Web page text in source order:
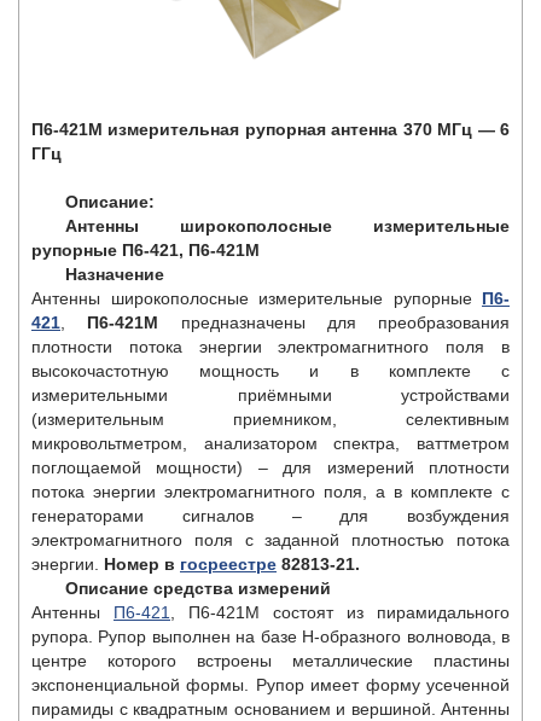
П6-421М измерительная рупорная антенна 370 МГц — 6
ГГц
Описание:
Антенны широкополосные измерительные
рупорные П6-421, П6-421М
Назначение
Антенны широкополосные измерительные рупорные П6-
421
П6-421М предназначены для преобразования
плотности потока энергии электромагнитного поля в
высокочастотную мощность и в комплекте с
измерительными приёмными устройствами
(измерительным приемником, селективным
микровольтметром, анализатором спектра, ваттметром
поглощаемой мощности) – для измерений плотности
потока энергии электромагнитного поля, а в комплекте с
генераторами сигналов – для возбуждения
электромагнитного поля с заданной плотностью потока
энергии. Номер в госреестре 82813-21.
Описание средства измерений
Антенны П6-421
, П6-421М состоят из пирамидального
рупора. Рупор выполнен на базе Н-образного волновода, в
центре которого встроены металлические пластины
экспоненциальной формы. Рупор имеет форму усеченной
пирамиды с квадратным основанием и вершиной. Антенны